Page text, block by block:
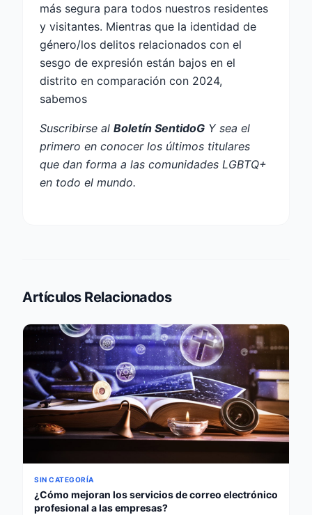
más segura para todos nuestros residentes
y visitantes. Mientras que la identidad de
género/los delitos relacionados con el
sesgo de expresión están bajos en el
distrito en comparación con 2024,
sabemos
Suscribirse al Boletín SentidoG Y sea el
primero en conocer los últimos titulares
que dan forma a las comunidades LGBTQ+
en todo el mundo.
Artículos Relacionados
SIN CATEGORÍA
¿Cómo mejoran los servicios de correo electrónico
profesional a las empresas?